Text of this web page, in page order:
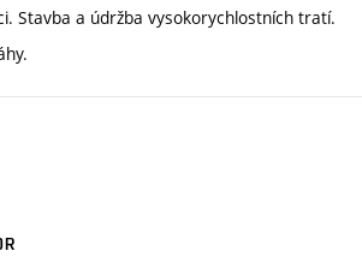
Stavba a údržba vysokorychlostních tratí.